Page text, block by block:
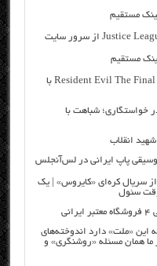
دانلود رایگان فیلم خارجی Resident Evil The Final Chapter 2017 با
خواستگاری؛ شباهت با
موسیقی پاپ ایرانی در لس‌آنجلس
سریال کره‌ای «کایروس» | یک
وقت سئول
این «ملت» دارد اندوخته‌های
همان مسئله «روشنگری» و